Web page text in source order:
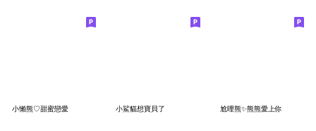
小懶熊♡甜蜜戀愛 小鯊貓想寶貝了 尬哩熊✨熊熊愛上你